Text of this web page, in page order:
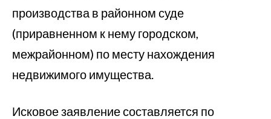
производства в районном суде
(приравненном к нему городском,
межрайонном) по месту нахождения
недвижимого имущества.
Исковое заявление составляется по